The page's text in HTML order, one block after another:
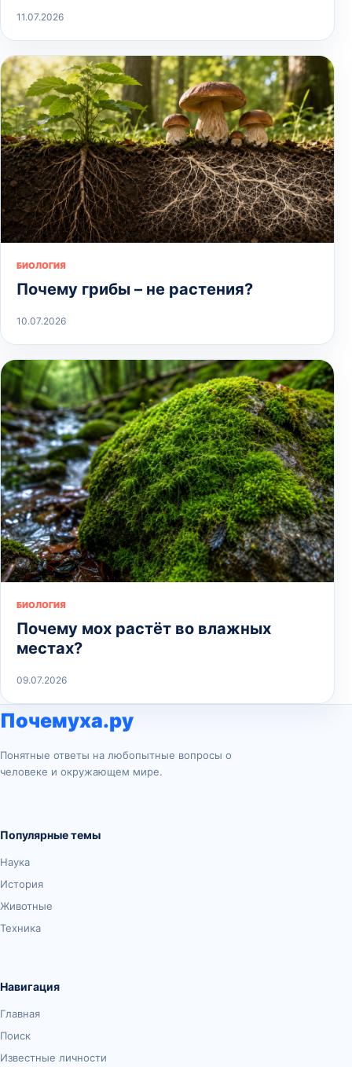
11.07.2026
БИОЛОГИЯ
Почему грибы – не растения?
10.07.2026
БИОЛОГИЯ
Почему мох растёт во влажных
местах?
09.07.2026
Почемуха.ру
Понятные ответы на любопытные вопросы о
человеке и окружающем мире.
Популярные темы
Наука
История
Животные
Техника
Навигация
Главная
Поиск
Известные личности